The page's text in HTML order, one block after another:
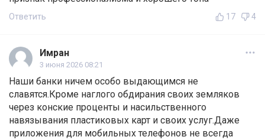
Ответить 17 4
Имран
3 июня 2026 08:21
Наши банки ничем особо выдающимся не
славятся.Кроме наглого обдирания своих земляков
через конские проценты и насильственного
навязывания пластиковых карт и своих услуг.Даже
приложения для мобильных телефонов не всегда